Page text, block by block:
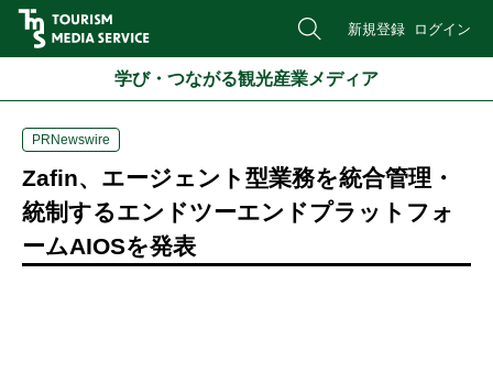
新規登録 ログイン
学び・つながる観光産業メディア
PRNewswire
Zafin、エージェント型業務を統合管理・
統制するエンドツーエンドプラットフォ
ームAIOSを発表